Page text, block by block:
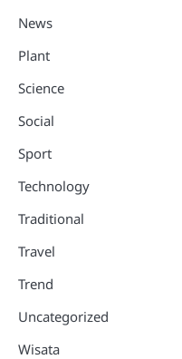
News
Plant
Science
Social
Sport
Technology
Traditional
Travel
Trend
Uncategorized
Wisata